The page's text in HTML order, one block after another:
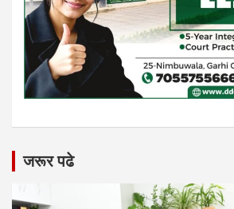
जरूर पढे